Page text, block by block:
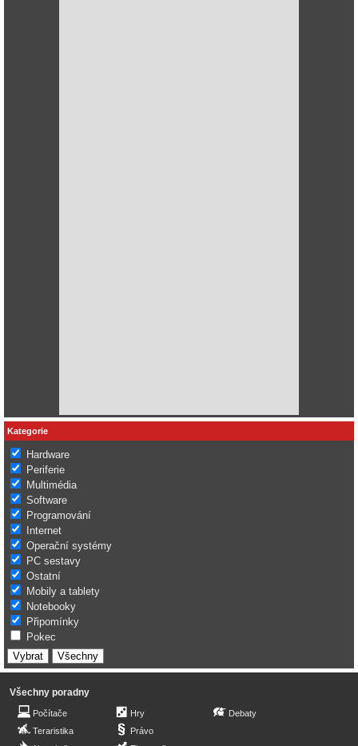
Kategorie
Hardware
Periferie
Multimédia
Software
Programování
Internet
Operační systémy
PC sestavy
Ostatní
Mobily a tablety
Notebooky
Připomínky
Pokec
Všechny poradny
Počítače
Teraristika
Hry
Právo
Debaty